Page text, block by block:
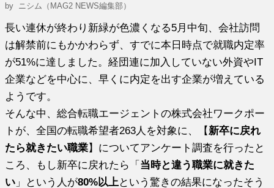
by ニシム（MAG2 NEWS編集部）
長い連休が終わり新緑が色濃くなる5月中旬、会社訪問
は解禁前にもかかわらず、すでに本日時点で就職内定率
が51%に達しました。経団連に加入していない外資やIT
企業などを中心に、早くに内定を出す企業が増えている
ようです。
そんな中、総合転職エージェントの株式会社ワークポー
トが、全国の転職希望者263人を対象に、【 新卒に戻れ
たら就きたい職業】についてアンケート調査を行ったと
ころ、もし新卒に戻れたら「 当時と違う職業に就きた
い 」という人が80%以上 という驚きの結果になったそう